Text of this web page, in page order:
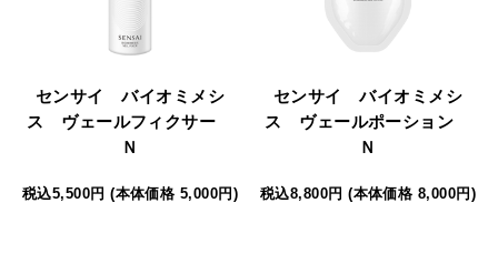
センサイ バイオミメシ
ス ヴェールフィクサー
Ｎ
税込5,500円 (本体価格 5,000円)
センサイ バイオミメシ
ス ヴェールポーション
Ｎ
税込8,800円 (本体価格 8,000円)